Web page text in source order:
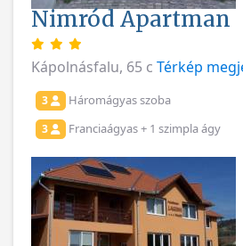
Nimród Apartman
Kápolnásfalu, 65 c Térkép
3 Háromágyas szoba
3 Franciaágyas + 1 szimpla ágy